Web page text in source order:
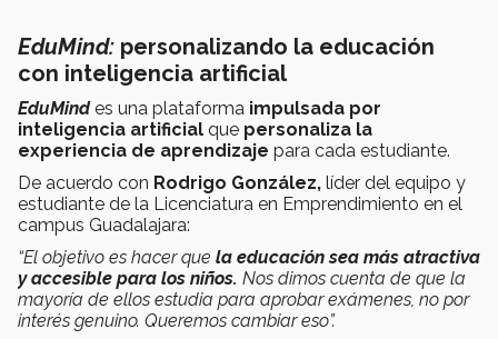
EduMind: personalizando la educación
con inteligencia artificial
EduMindes una plataforma impulsada por
inteligencia artificial que personaliza la
experiencia de aprendizaje para cada estudiante.
De acuerdo con Rodrigo González, líder del equipo y
estudiante de la Licenciatura en Emprendimiento en el
campus Guadalajara:
“El objetivo es hacer que la educación sea más atractiva
y accesible para los niños. Nos dimos cuenta de que la
mayoría de ellos estudia para aprobar exámenes, no por
interés genuino. Queremos cambiar eso”.